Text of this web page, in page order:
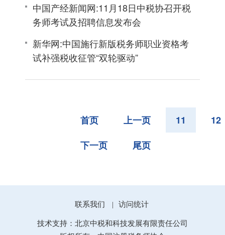
中国产经新闻网:11月18日中税协召开税
务师考试及招聘信息发布会
新华网:中国施行新版税务师职业资格考
试补强税收征管“双轮驱动”
首页 上一页 11
12
下一页
尾页
联系我们 |
访问统计
技术支持：北京中税和科技发展有限责任公司